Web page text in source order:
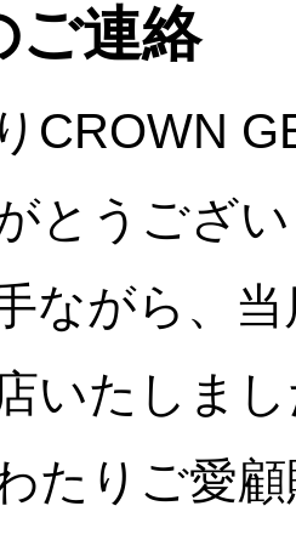
ご連絡
CROWN
とうござ
ながら、
いたしま
たりご愛